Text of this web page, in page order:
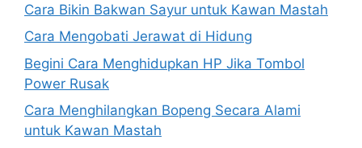
Cara Bikin Bakwan Sayur untuk Kawan Mastah
Cara Mengobati Jerawat di Hidung
Begini Cara Menghidupkan HP Jika Tombol
Power Rusak
Cara Menghilangkan Bopeng Secara Alami
untuk Kawan Mastah